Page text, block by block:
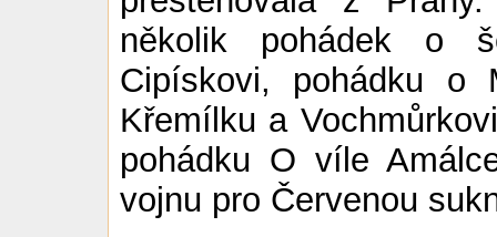
několik pohádek o
Cipískovi, pohádku o
Křemílku a
pohádku O víle
vojnu pro Červenou